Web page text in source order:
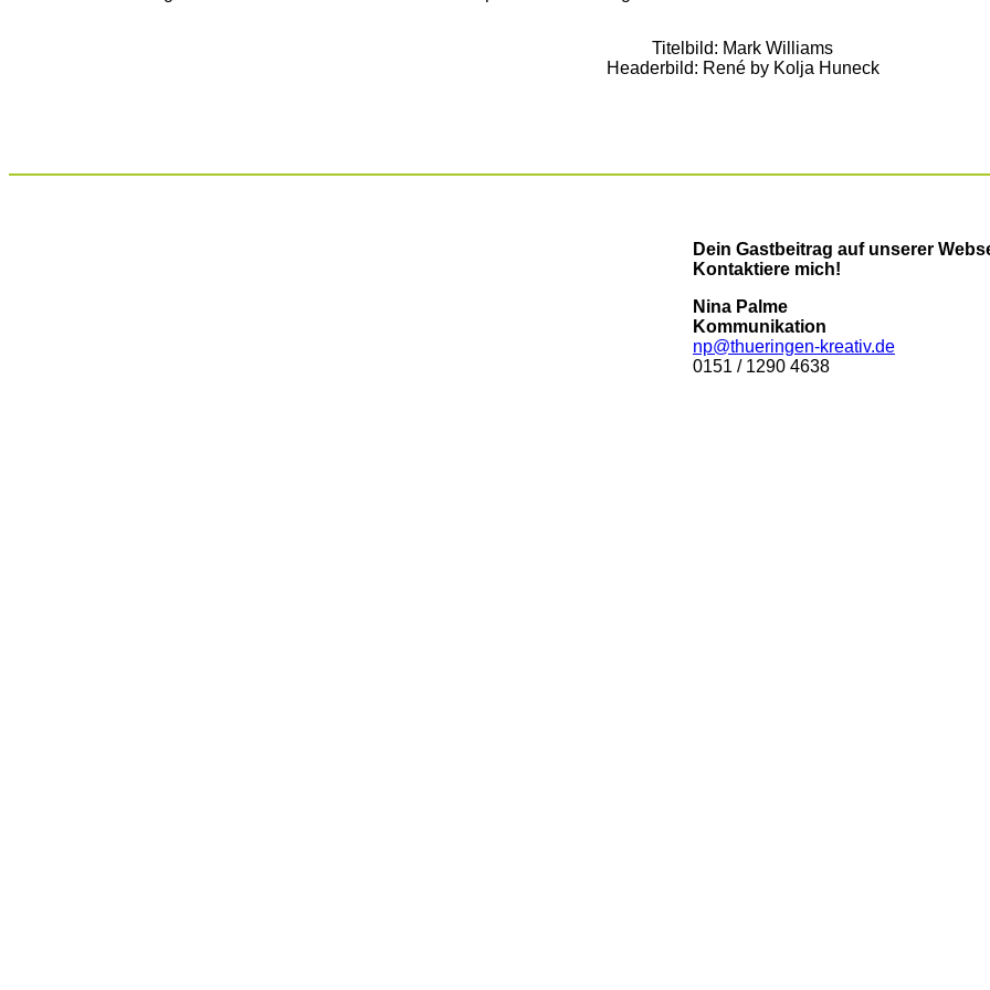
Titelbild: Mark Williams
Headerbild: René by Kolja Huneck
Dein Gastbeitrag auf unserer
Kontaktiere mich!
Nina Palme
Kommunikation
np@thueringen-kreativ.de
0151 / 1290 4638